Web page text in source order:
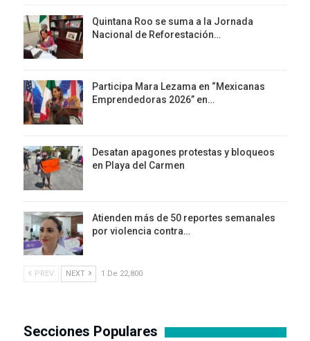
Quintana Roo se suma a la Jornada
Nacional de Reforestación…
Participa Mara Lezama en “Mexicanas
Emprendedoras 2026” en…
Desatan apagones protestas y bloqueos
en Playa del Carmen
Atienden más de 50 reportes semanales
por violencia contra…
PREV NEXT 1 De 22,800
Secciones Populares